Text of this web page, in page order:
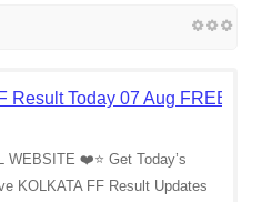
Result Today 07 Aug FREE TIPS
WEBSITE ❤️⭐ Get Today’s
KOLKATA FF Result Updates